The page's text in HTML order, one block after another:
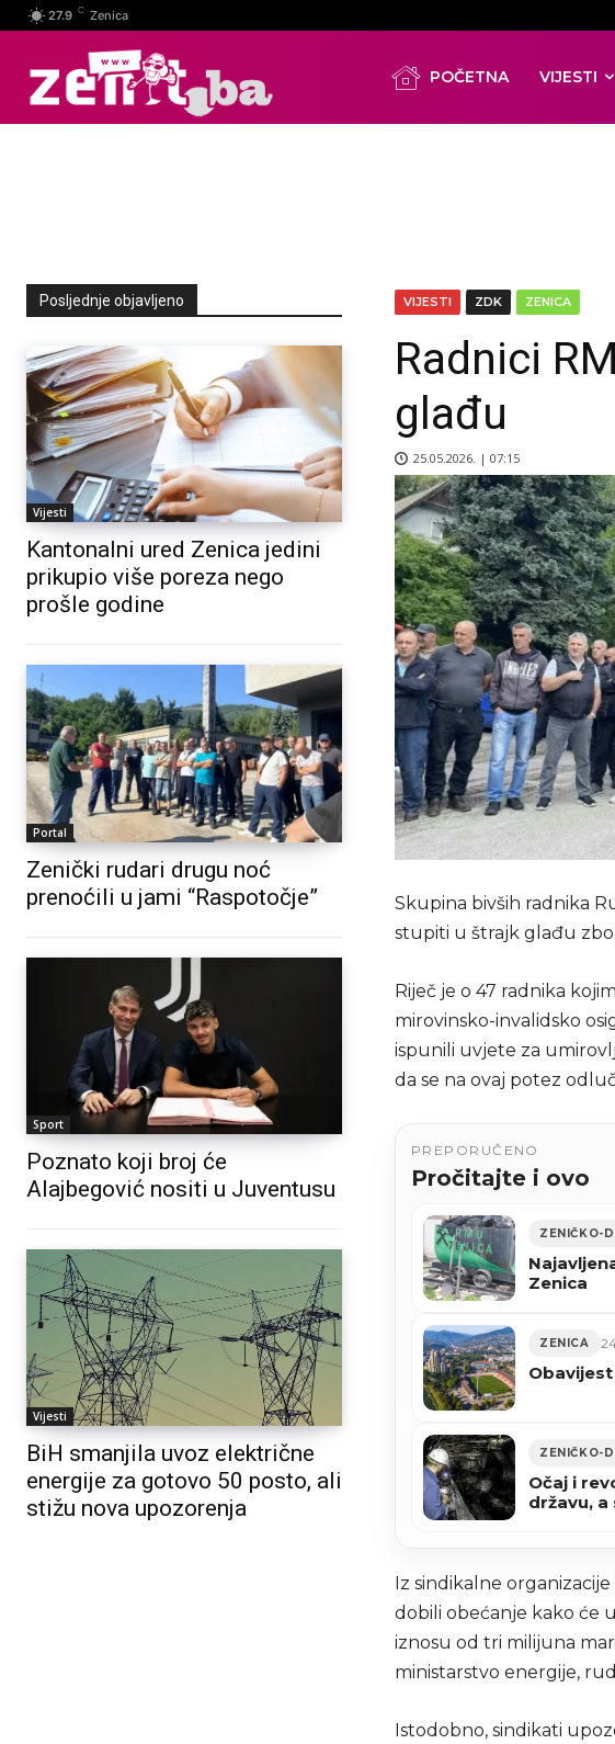
27.9 C Zenica
POČETNA VIJESTI
Posljednje objavljeno
Vijesti
Kantonalni ured Zenica jedini
prikupio više poreza nego
prošle godine
Portal
Zenički rudari drugu noć
prenoćili u jami “Raspotočje”
Sport
Poznato koji broj će
Alajbegović nositi u Juventusu
Vijesti
BiH smanjila uvoz električne
energije za gotovo 50 posto, ali
stižu nova upozorenja
VIJESTI ZDK ZENICA
Radnici
glađu
25.05.2026. | 07:15
Skupina bivših radnika
stupiti u štrajk glađu
Riječ je o 47 radnika
mirovinsko-invalidsko
ispunili uvjete za
da se na ovaj potez
PREPORUČENO
Pročitajte i ovo
ZENIČKO-
Zenica
ZENICA
ZENIČKO-
Očaj i
državu,
Iz sindikalne
dobili obećanje kako će
iznosu od tri milijuna
ministarstvo energije,
Istodobno, sindikati